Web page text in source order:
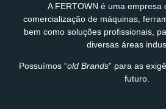
A FERTOWN é uma empresa
comercialização de máquinas,
bem como soluções profissionais,
diversas áreas
Possuímos “old Brands” para as
futuro.